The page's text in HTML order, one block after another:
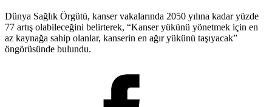
Dünya Sağlık Örgütü, kanser vakalarında 2050 yılına kadar yüzde
77 artış olabileceğini belirterek, “Kanser yükünü yönetmek için en
az kaynağa sahip olanlar, kanserin en ağır yükünü taşıyacak”
öngörüsünde bulundu.